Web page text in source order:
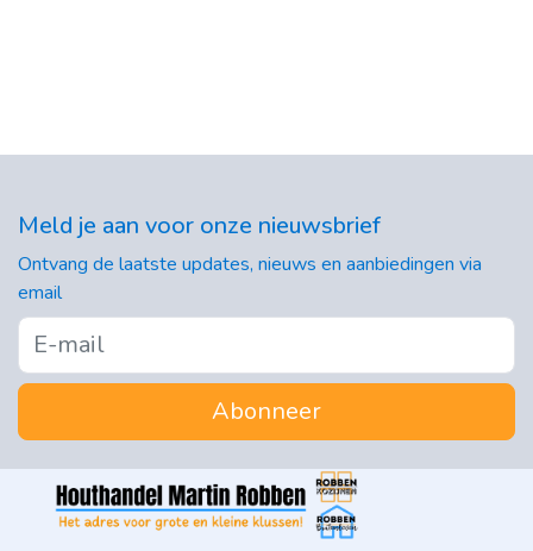
Meld je aan voor onze nieuwsbrief
Ontvang de laatste updates, nieuws en aanbiedingen via
email
Abonneer